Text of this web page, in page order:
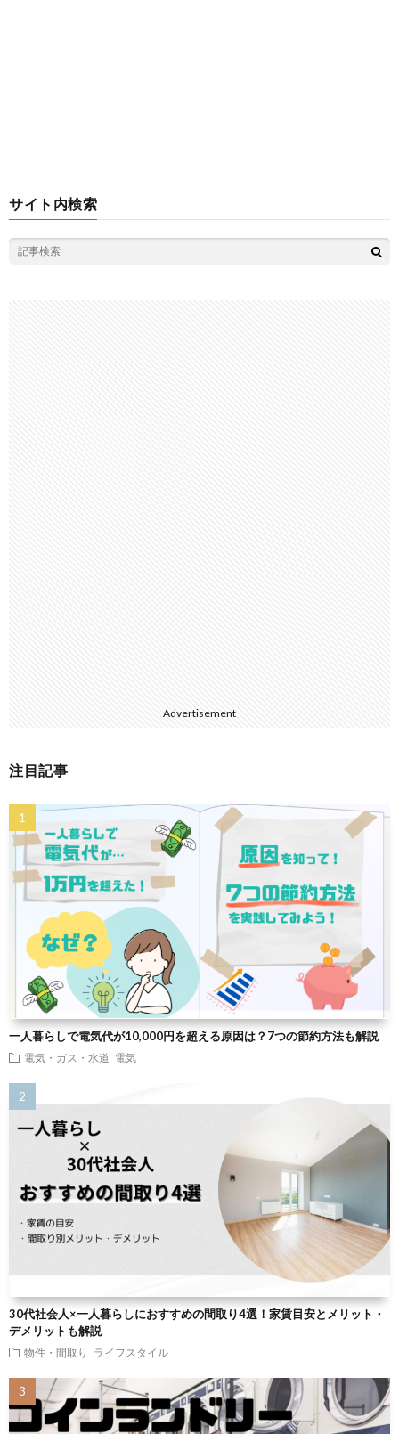
サイト内検索
Advertisement
注目記事
一人暮らしで電気代が10,000円を超える原因は？7つの節約方法も解説
電気・ガス・水道 電気
30代社会人×一人暮らしにおすすめの間取り4選！家賃目安とメリット・
デメリットも解説
物件・間取り ライフスタイル